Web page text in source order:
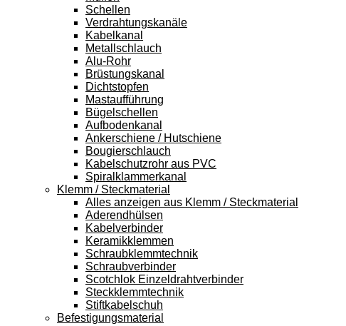
Schellen
Verdrahtungskanäle
Kabelkanal
Metallschlauch
Alu-Rohr
Brüstungskanal
Dichtstopfen
Mastaufführung
Bügelschellen
Aufbodenkanal
Ankerschiene / Hutschiene
Bougierschlauch
Kabelschutzrohr aus PVC
Spiralklammerkanal
Klemm / Steckmaterial
Alles anzeigen aus Klemm / Steckmaterial
Aderendhülsen
Kabelverbinder
Keramikklemmen
Schraubklemmtechnik
Schraubverbinder
Scotchlok Einzeldrahtverbinder
Steckklemmtechnik
Stiftkabelschuh
Befestigungsmaterial